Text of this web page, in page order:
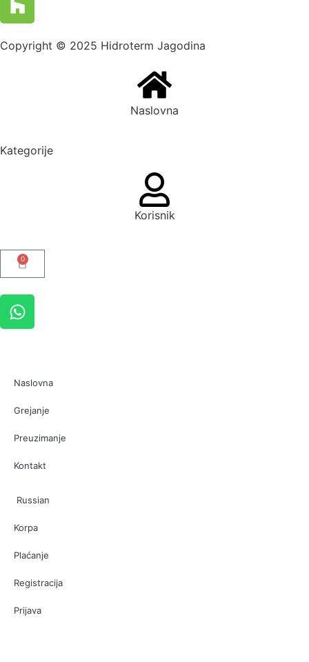
Copyright © 2025 Hidroterm Jagodina
Naslovna
Kategorije
Korisnik
0
Naslovna
Grejanje
Preuzimanje
Kontakt
Russian
Korpa
Plaćanje
Registracija
Prijava